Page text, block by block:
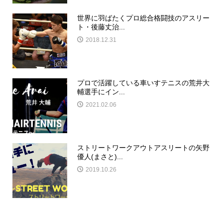
世界に羽ばたくプロ総合格闘技のアスリー
ト・後藤丈治...
2018.12.31
プロで活躍している車いすテニスの荒井大
輔選手にイン...
2021.02.06
ストリートワークアウトアスリートの矢野
優人(まさと)...
2019.10.26